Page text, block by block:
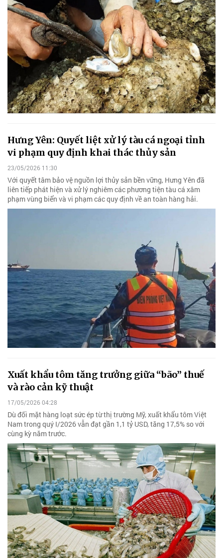
Hưng Yên: Quyết liệt xử lý tàu cá ngoại tỉnh
vi phạm quy định khai thác thủy sản
23/05/2026 11:30
Với quyết tâm bảo vệ nguồn lợi thủy sản bền vững, Hưng Yên đã
liên tiếp phát hiện và xử lý nghiêm các phương tiện tàu cá xâm
phạm vùng biển và vi phạm các quy định về an toàn hàng hải.
Xuất khẩu tôm tăng trưởng giữa “bão” thuế
và rào cản kỹ thuật
17/05/2026 04:28
Dù đối mặt hàng loạt sức ép từ thị trường Mỹ, xuất khẩu tôm Việt
Nam trong quý I/2026 vẫn đạt gần 1,1 tỷ USD, tăng 17,5% so với
cùng kỳ năm trước.